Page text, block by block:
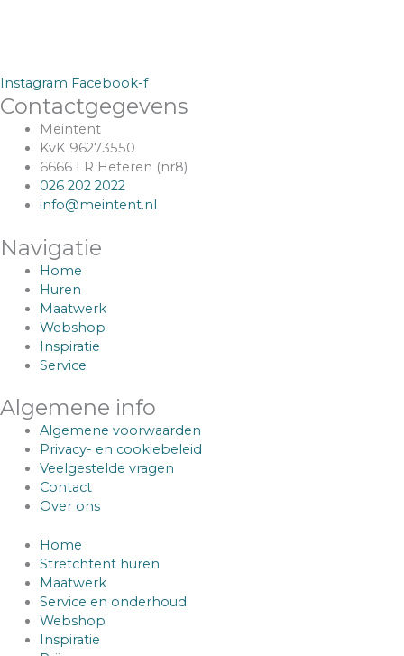
Instagram Facebook-f
Contactgegevens
Meintent
KvK 96273550
6666 LR Heteren (nr8)
026 202 2022
info@meintent.nl
Navigatie
Home
Huren
Maatwerk
Webshop
Inspiratie
Service
Algemene info
Algemene voorwaarden
Privacy- en cookiebeleid
Veelgestelde vragen
Contact
Over ons
Home
Stretchtent huren
Maatwerk
Service en onderhoud
Webshop
Inspiratie